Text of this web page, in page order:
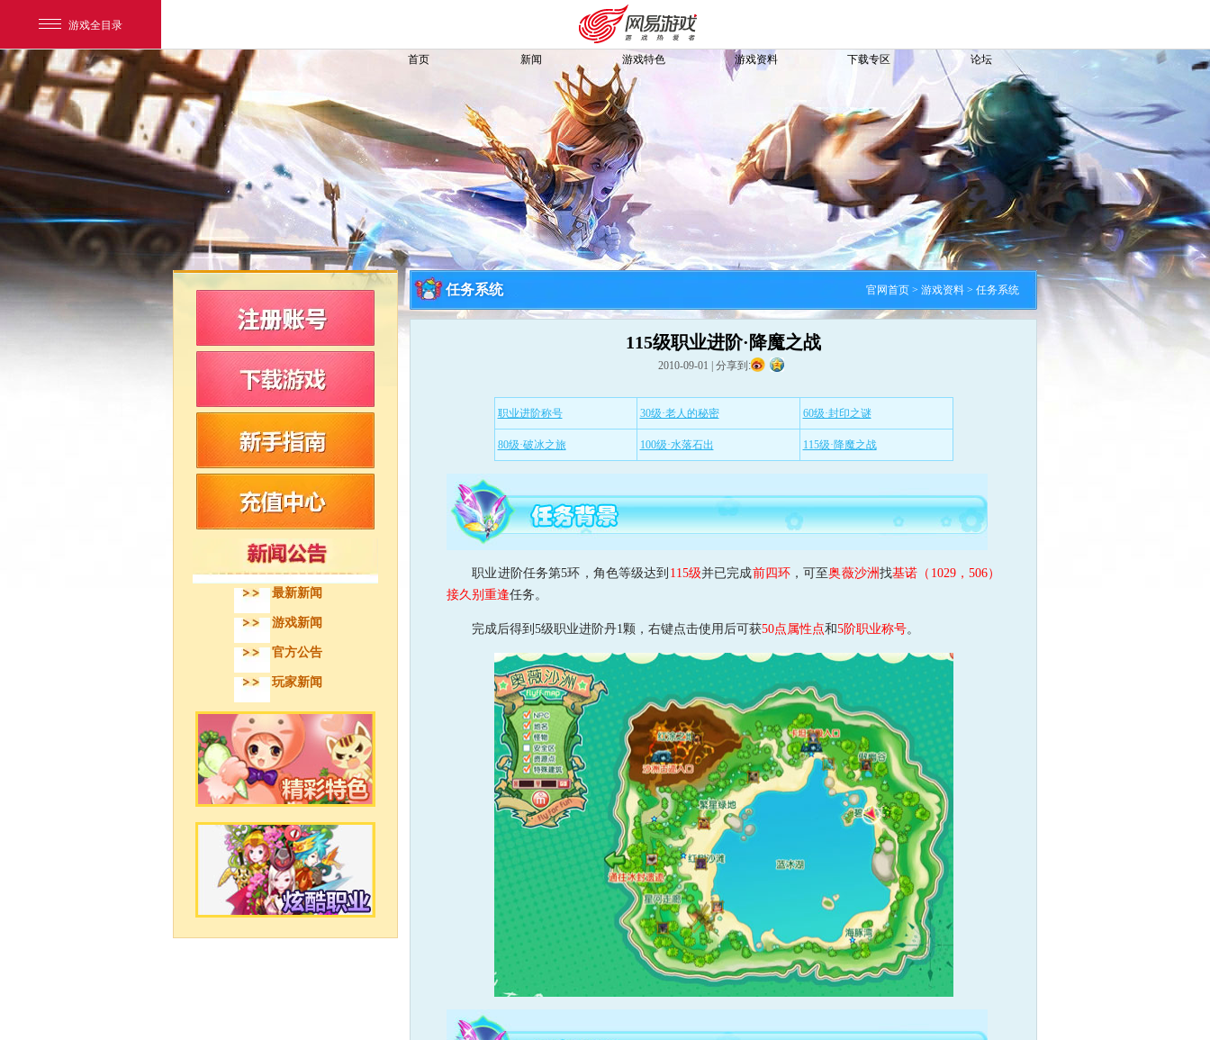
游戏全目录
网易游戏
游戏爱好者
我的足迹：
客服中心
首页 新闻 游戏特色 游戏资料 下载专区 论坛
最新新闻
游戏新闻
官方公告
玩家新闻
任务系统 官网首页 > 游戏资料 > 任务系统
115级职业进阶·降魔之战
2010-09-01 分享到:
职业进阶称号 30级·老人的秘密 60级·封印之谜
80级·破冰之旅 100级·水落石出 115级·降魔之战
职业进阶任务第5环，角色等级达到 115级并已完成前四环，可至奥薇沙洲找基诺（1029，506）
接久别重逢任务。
完成后得到5级职业进阶丹1颗，右键点击使用后可获50点属性点和5阶职业称号。